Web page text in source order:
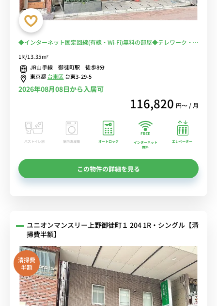
◆インターネット固定回線(有線・Wi-Fi)無料の部屋◆テレワーク・在
竹商店街＆多慶屋で楽しいお買い物出来ます！
1R/13.35m²
JR山手線 御徒町駅 徒歩8分
東京都台東区台東3-29-5
2026年08月08日から入居可
116,820 円〜 / 月
バストイレ別 室内洗濯機 オートロック
インターネット
無料
エレベーター
この物件の詳細を見る
ユニオンマンスリー上野御徒町１ 204 1R・シングル【清
掃費半額】
清掃費
半額